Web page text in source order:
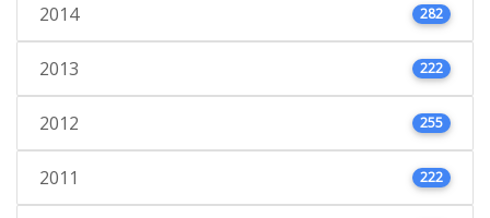
2014 282
2013 222
2012 255
2011 222